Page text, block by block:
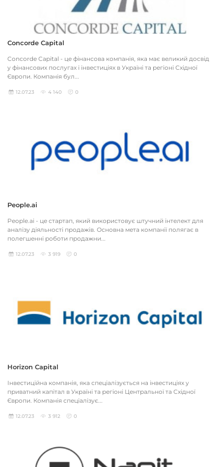
Concorde Capital
Concorde Capital - це фінансова компанія, яка має великий досвід
у фінансових послугах і інвестиціях в Україні та регіоні Східної
Європи. Компанія бул...
12.07.23 4 140 0
People.ai
People.ai - це стартап, який використовує штучний інтелект для
аналізу діяльності продажів. Основна мета компанії полягає в
полегшенні роботи продажни...
12.07.23 3 919 0
Horizon Capital
Інвестиційна компанія, яка спеціалізується на інвестиціях у
приватний капітал в Україні та регіоні Центральної та Східної
Європи. Компанія спеціалізує...
12.07.23 3 912 0